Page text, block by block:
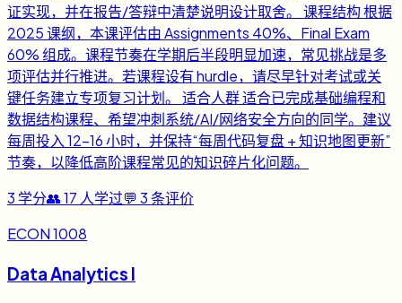
证实现，并在报告/答辩中清楚说明设计取舍。 课程结构 根据
2025 课纲，本课评估由 Assignments 40%、Final Exam
60% 组成。课程节奏在学期后半段明显加速，常见挑战是多
项评估并行推进。若课程设有 hurdle，请尽早针对考试或关
键任务建立专项复习计划。 适合人群 适合已完成基础编程和
数据结构课程、希望冲刺系统/AI/网络安全方向的同学。建议
每周投入 12-16 小时，并保持“每周代码复盘 + 知识地图更新”
节奏，以降低高阶课程常见的知识碎片化问题。
3 学分👥17 人学过💬 3条评价
ECON 1008
Data Analytics I